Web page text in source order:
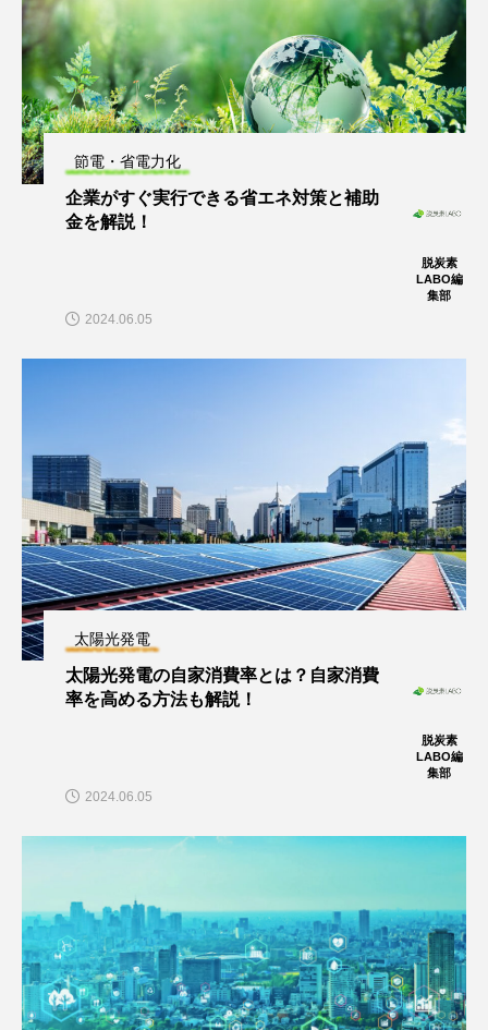
節電・省電力化
企業がすぐ実行できる省エネ対策と補助
金を解説！
脱炭素
LABO編
集部
2024.06.05
太陽光発電
太陽光発電の自家消費率とは？自家消費
率を高める方法も解説！
脱炭素
LABO編
集部
2024.06.05